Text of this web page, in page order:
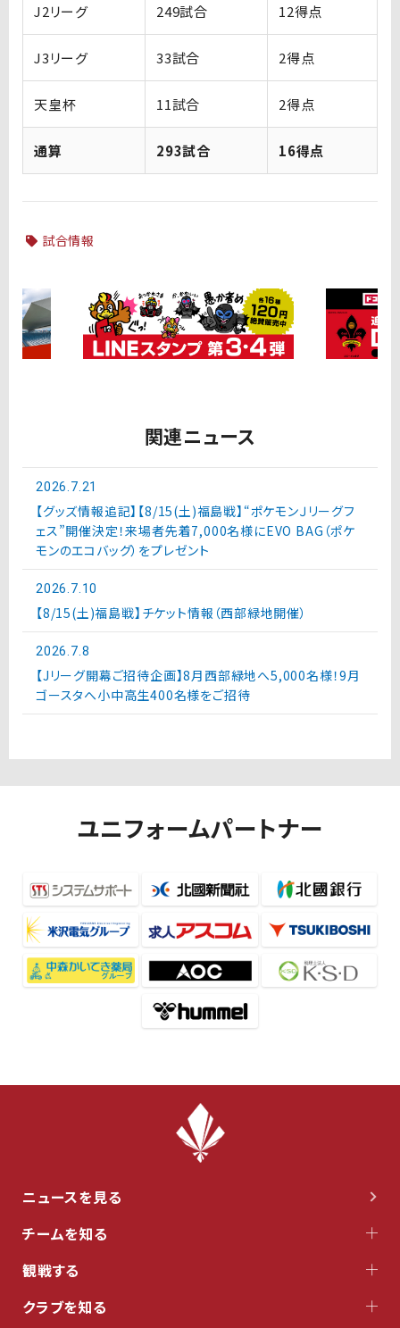
J2リーグ 249試合 12得点
J3リーグ 33試合 2得点
天皇杯 11試合 2得点
通算 293試合 16得点
試合情報
関連ニュース
2026.7.21
【グッズ情報追記】【8/15(土)福島戦】“ポケモンＪリーグフ
ェス”開催決定！来場者先着7,000名様にEVO BAG（ポケ
モンのエコバッグ）をプレゼント
2026.7.10
【8/15(土)福島戦】チケット情報（西部緑地開催）
2026.7.8
【Jリーグ開幕ご招待企画】8月西部緑地へ5,000名様！9月
ゴースタへ小中高生400名様をご招待
ユニフォームパートナー
ニュースを見る
チームを知る
観戦する
クラブを知る